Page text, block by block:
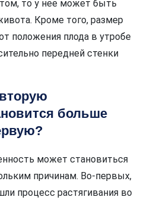
то у нее может быть
Кроме того, размер
положения плода в утробе
передней стенки
больше
может становиться
причинам. Во-первых,
процесс растягивания во